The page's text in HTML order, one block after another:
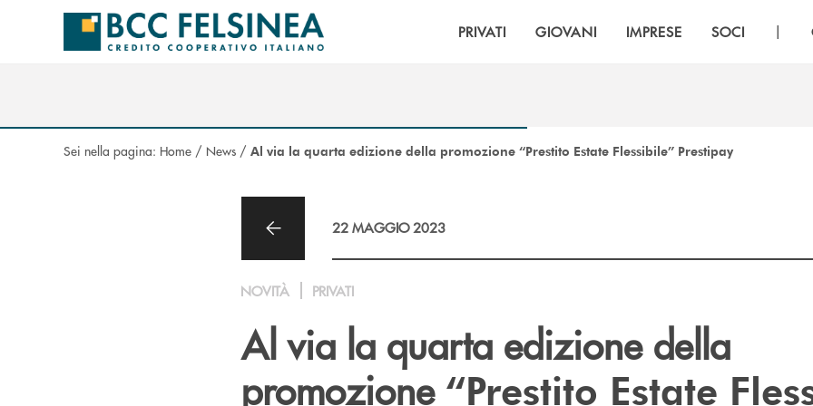
Salta al contenuto principale
PRIVATI GIOVANI IMPRESE SOCI |
Sei nella pagina: Home / News / Al via la quarta edizione della promozione “Prestito Estate Flessibile” Prestipay
22 MAGGIO 2023
NOVITÀ PRIVATI
Al via la quarta edizione della
promozione “Prestito Estate